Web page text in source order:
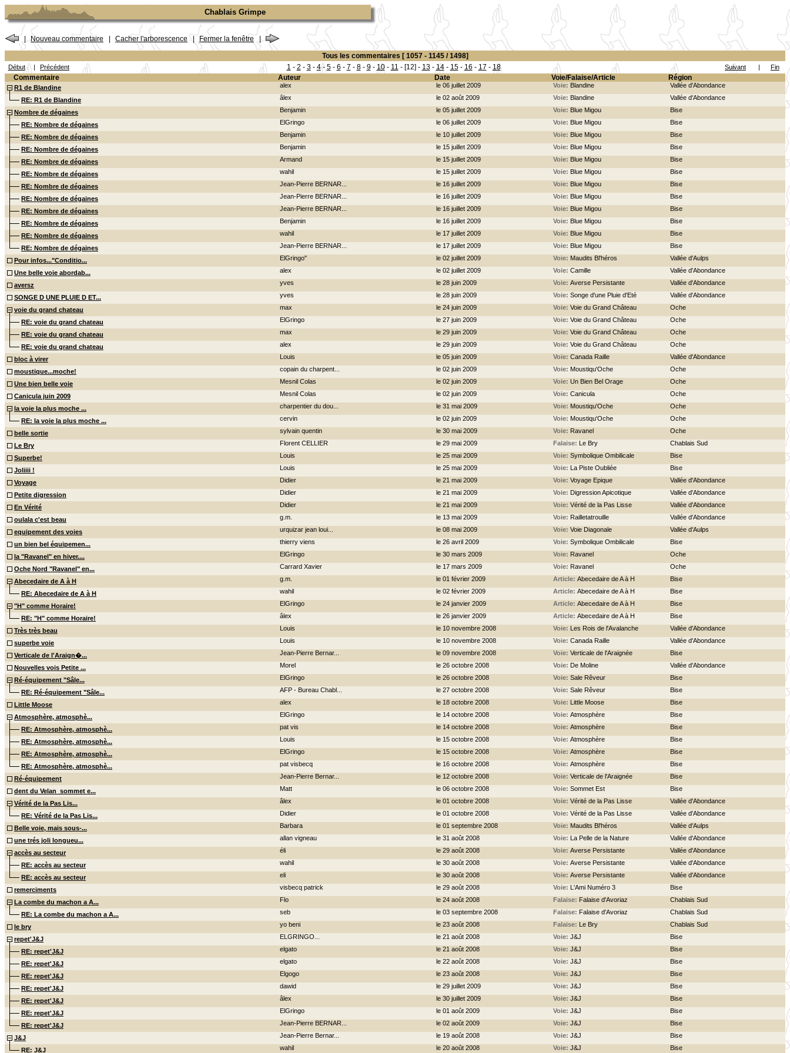
Chablais Grimpe
Nouveau commentaire Cacher l'arborescence | Fermer la fenêtre
Tous les commentaires [ 1057 - 1145 / 1498]
Début | Précédent 1 - 2 - 3- 4-5- 6 - 7 - 8- 9- 10- 11 - [12] - 13- 14- 15- 16 - 17 - 18 Suivant | Fin
Commentaire Auteur Date Voie/Falaise/Article Région
R1 de Blandine alex le 06 juillet 2009 Voie: Blandine Vallée d'Abondance
RE: R1 de Blandine âlex le 02 août 2009 Voie: Blandine Vallée d'Abondance
Nombre de dégaines Benjamin le 05 juillet 2009 Voie: Blue Migou Bise
RE: Nombre de dégaines ElGringo le 06 juillet 2009 Voie: Blue Migou Bise
RE: Nombre de dégaines Benjamin le 10 juillet 2009 Voie: Blue Migou Bise
RE: Nombre de dégaines Benjamin le 15 juillet 2009 Voie: Blue Migou Bise
RE: Nombre de dégaines Armand le 15 juillet 2009 Voie: Blue Migou Bise
RE: Nombre de dégaines wahil le 15 juillet 2009 Voie: Blue Migou Bise
RE: Nombre de dégaines Jean-Pierre BERNAR... le 16 juillet 2009 Voie: Blue Migou Bise
RE: Nombre de dégaines Jean-Pierre BERNAR... le 16 juillet 2009 Voie: Blue Migou Bise
RE: Nombre de dégaines Jean-Pierre BERNAR... le 16 juillet 2009 Voie: Blue Migou Bise
RE: Nombre de dégaines Benjamin le 16 juillet 2009 Voie: Blue Migou Bise
RE: Nombre de dégaines wahil le 17 juillet 2009 Voie: Blue Migou Bise
RE: Nombre de dégaines Jean-Pierre BERNAR... le 17 juillet 2009 Voie: Blue Migou Bise
Pour infos..."Conditio... ElGringo" le 02 juillet 2009 Voie: Maudits Bl'héros Vallée d'Aulps
Une belle voie abordab... alex le 02 juillet 2009 Voie: Camille Vallée d'Abondance
aversz yves le 28 juin 2009 Voie: Averse Persistante Vallée d'Abondance
SONGE D UNE PLUIE D ET... yves le 28 juin 2009 Voie: Songe d'une Pluie d'Eté Vallée d'Abondance
voie du grand chateau max le 24 juin 2009 Voie: Voie du Grand Château Oche
RE: voie du grand chateau ElGringo le 27 juin 2009 Voie: Voie du Grand Château Oche
RE: voie du grand chateau max le 29 juin 2009 Voie: Voie du Grand Château Oche
RE: voie du grand chateau alex le 29 juin 2009 Voie: Voie du Grand Château Oche
bloc à virer Louis le 05 juin 2009 Voie: Canada Raille Vallée d'Abondance
moustique...moche! copain du charpent... le 02 juin 2009 Voie: Moustiqu'Oche Oche
Une bien belle voie Mesnil Colas le 02 juin 2009 Voie: Un Bien Bel Orage Oche
Canicula juin 2009 Mesnil Colas le 02 juin 2009 Voie: Canicula Oche
la voie la plus moche ... charpentier du dou... le 31 mai 2009 Voie: Moustiqu'Oche Oche
RE: la voie la plus moche ... cervin le 02 juin 2009 Voie: Moustiqu'Oche Oche
belle sortie sylvain quentin le 30 mai 2009 Voie: Ravanel Oche
Le Bry Florent CELLIER le 29 mai 2009 Falaise: Le Bry Chablais Sud
Superbe! Louis le 25 mai 2009 Voie: Symbolique Ombilicale Bise
Joliiii ! Louis le 25 mai 2009 Voie: La Piste Oubliée Bise
Voyage Didier le 21 mai 2009 Voie: Voyage Epique Vallée d'Abondance
Petite digression Didier le 21 mai 2009 Voie: Digression Apicotique Vallée d'Abondance
En Vérité Didier le 21 mai 2009 Voie: Vérité de la Pas Lisse Vallée d'Abondance
oulala c'est beau g.m. le 13 mai 2009 Voie: Railletatrouille Vallée d'Abondance
equipement des voies urquizar jean loui... le 08 mai 2009 Voie: Voie Diagonale Vallée d'Aulps
un bien bel équipemen... thierry viens le 26 avril 2009 Voie: Symbolique Ombilicale Bise
la "Ravanel" en hiver.... ElGringo le 30 mars 2009 Voie: Ravanel Oche
Oche Nord "Ravanel" en... Carrard Xavier le 17 mars 2009 Voie: Ravanel Oche
Abecedaire de A à H g.m. le 01 février 2009 Article: Abecedaire de A à H Bise
RE: Abecedaire de A à H wahil le 02 février 2009 Article: Abecedaire de A à H Bise
"H" comme Horaire! ElGringo le 24 janvier 2009 Article: Abecedaire de A à H Bise
RE: "H" comme Horaire! âlex le 26 janvier 2009 Article: Abecedaire de A à H Bise
Très très beau Louis le 10 novembre 2008 Voie: Les Rois de l'Avalanche Vallée d'Abondance
superbe voie Louis le 10 novembre 2008 Voie: Canada Raille Vallée d'Abondance
Verticale de l'Araign�... Jean-Pierre Bernar... le 09 novembre 2008 Voie: Verticale de l'Araignée Bise
Nouvelles vois Petite ... Morel le 26 octobre 2008 Voie: De Moline Vallée d'Abondance
Ré-équipement "Sâle... ElGringo le 26 octobre 2008 Voie: Sale Rêveur Bise
RE: Ré-équipement "Sâle... AFP - Bureau Chabl... le 27 octobre 2008 Voie: Sale Rêveur Bise
Little Moose alex le 18 octobre 2008 Voie: Little Moose Bise
Atmosphère, atmosphè... ElGringo le 14 octobre 2008 Voie: Atmosphère Bise
RE: Atmosphère, atmosphè... pat vis le 14 octobre 2008 Voie: Atmosphère Bise
RE: Atmosphère, atmosphè... Louis le 15 octobre 2008 Voie: Atmosphère Bise
RE: Atmosphère, atmosphè... ElGringo le 15 octobre 2008 Voie: Atmosphère Bise
RE: Atmosphère, atmosphè... pat visbecq le 16 octobre 2008 Voie: Atmosphère Bise
Ré-équipement Jean-Pierre Bernar... le 12 octobre 2008 Voie: Verticale de l'Araignée Bise
dent du Velan_sommet e... Matt le 06 octobre 2008 Voie: Sommet Est Bise
Vérité de la Pas Lis... âlex le 01 octobre 2008 Voie: Vérité de la Pas Lisse Vallée d'Abondance
RE: Vérité de la Pas Lis... Didier le 01 octobre 2008 Voie: Vérité de la Pas Lisse Vallée d'Abondance
Belle voie, mais sous-... Barbara le 01 septembre 2008 Voie: Maudits Bl'héros Vallée d'Aulps
une trés joli longueu... allan vigneau le 31 août 2008 Voie: La Pelle de la Nature Vallée d'Abondance
accès au secteur éli le 29 août 2008 Voie: Averse Persistante Vallée d'Abondance
RE: accès au secteur wahil le 30 août 2008 Voie: Averse Persistante Vallée d'Abondance
RE: accès au secteur eli le 30 août 2008 Voie: Averse Persistante Vallée d'Abondance
remerciments visbecq patrick le 29 août 2008 Voie: L'Ami Numéro 3 Bise
La combe du machon a A... Flo le 24 août 2008 Falaise: Falaise d'Avoriaz Chablais Sud
RE: La combe du machon a A... seb le 03 septembre 2008 Falaise: Falaise d'Avoriaz Chablais Sud
le bry yo beni le 23 août 2008 Falaise: Le Bry Chablais Sud
repet'J&J ELGRINGO... le 21 août 2008 Voie: J&J Bise
RE: repet'J&J elgato le 21 août 2008 Voie: J&J Bise
RE: repet'J&J elgato le 22 août 2008 Voie: J&J Bise
RE: repet'J&J Elgogo le 23 août 2008 Voie: J&J Bise
RE: repet'J&J dawid le 29 juillet 2009 Voie: J&J Bise
RE: repet'J&J âlex le 30 juillet 2009 Voie: J&J Bise
RE: repet'J&J ElGringo le 01 août 2009 Voie: J&J Bise
RE: repet'J&J Jean-Pierre BERNAR... le 02 août 2009 Voie: J&J Bise
J&J Jean-Pierre Bernar... le 19 août 2008 Voie: J&J Bise
RE: J&J wahil le 20 août 2008 Voie: J&J Bise